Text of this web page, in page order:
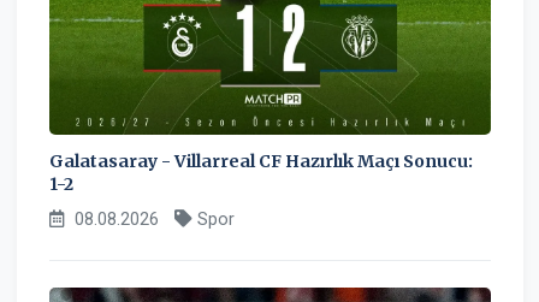
Galatasaray - Villarreal CF Hazırlık Maçı Sonucu:
1-2
08.08.2026 Spor